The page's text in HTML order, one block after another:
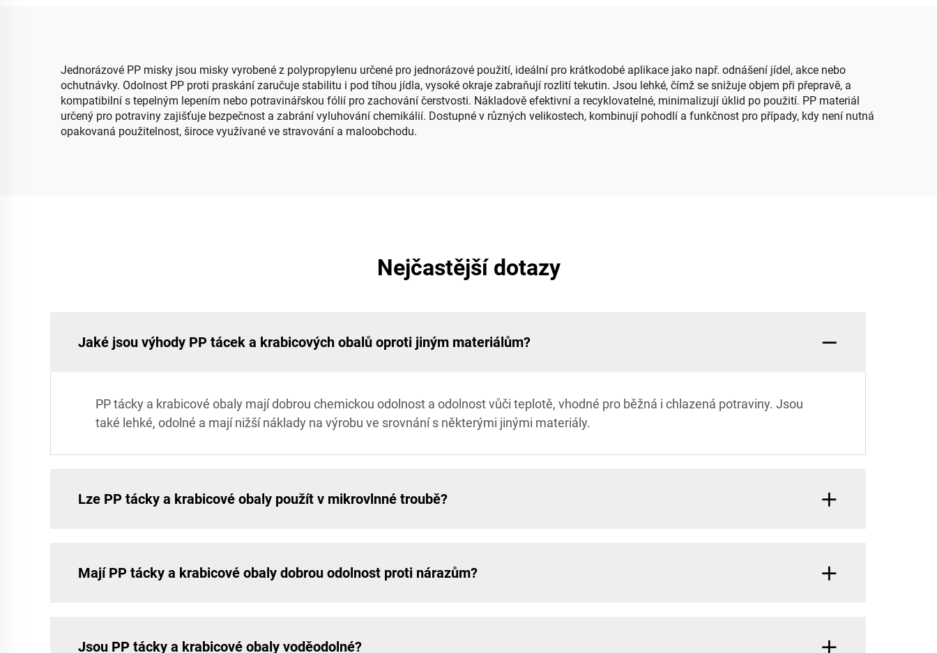
Jednorázové PP misky jsou misky vyrobené z polypropylenu určené pro jednorázové použití, ideální pro krátkodobé aplikace jako např. odnášení jídel, akce nebo
ochutnávky. Odolnost PP proti praskání zaručuje stabilitu i pod tíhou jídla, vysoké okraje zabraňují rozlití tekutin. Jsou lehké, čímž se snižuje objem při přepravě, a
kompatibilní s tepelným lepením nebo potravinářskou fólií pro zachování čerstvosti. Nákladově efektivní a recyklovatelné, minimalizují úklid po použití. PP materiál
určený pro potraviny zajišťuje bezpečnost a zabrání vyluhování chemikálií. Dostupné v různých velikostech, kombinují pohodlí a funkčnost pro případy, kdy není nutná
opakovaná použitelnost, široce využívané ve stravování a maloobchodu.
Nejčastější dotazy
Jaké jsou výhody PP tácek a krabicových obalů oproti jiným materiálům?
PP tácky a krabicové obaly mají dobrou chemickou odolnost a odolnost vůči teplotě, vhodné pro běžná i chlazená potraviny. Jsou
také lehké, odolné a mají nižší náklady na výrobu ve srovnání s některými jinými materiály.
Lze PP tácky a krabicové obaly použít v mikrovlnné troubě?
Mají PP tácky a krabicové obaly dobrou odolnost proti nárazům?
Jsou PP tácky a krabicové obaly voděodolné?